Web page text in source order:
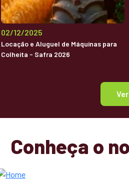
02/12/2025
Locação e Aluguel de Máquinas para
Colheita - Safra 2026
Conheça o